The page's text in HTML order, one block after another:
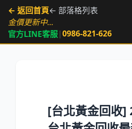
← 返回首頁← 部落格列表
金價更新中…
官方LINE客服|0986-821-626
[台北黃金回收]